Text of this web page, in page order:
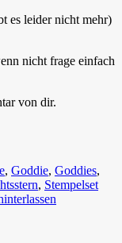
es leider nicht mehr)
nicht frage einfach
von dir.
, Goddie, Goddies,
, Stempelset